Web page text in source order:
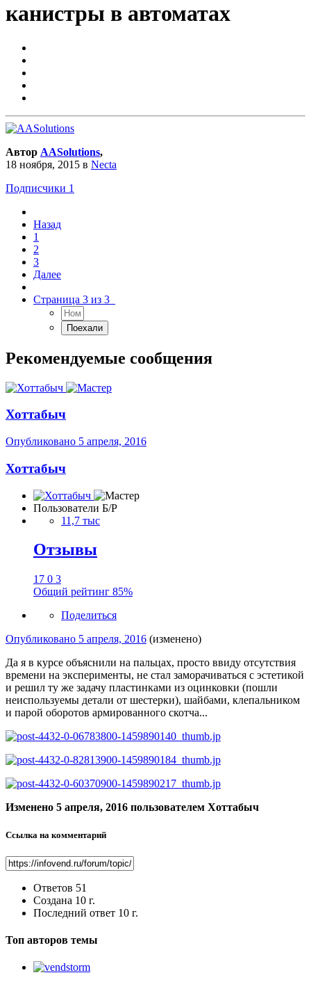
канистры в автоматах
Автор AASolutions,
18 ноября, 2015 в Necta
Подписчики 1
Назад
1
2
3
Далее
Страница 3 из 3
Рекомендуемые сообщения
Хоттабыч
Опубликовано 5 апреля, 2016
Хоттабыч
Пользователи Б/Р
11,7 тыс
Отзывы
17 0 3
Общий рейтинг 85%
Поделиться
Опубликовано 5 апреля, 2016 (изменено)
Да я в курсе объяснили на пальцах, просто ввиду отсутствия
времени на эксперименты, не стал заморачиваться с эстетикой
и решил ту же задачу пластинками из оцинковки (пошли
неиспользуемы детали от шестерки), шайбами, клепальником
и парой оборотов армированного скотча...
Изменено 5 апреля, 2016 пользователем Хоттабыч
Ссылка на комментарий
Ответов 51
Создана 10 г.
Последний ответ 10 г.
Топ авторов темы